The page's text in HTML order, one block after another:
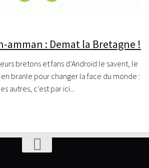
amman : Demat la Bretagne !
bretons et fans d’Android le savent, le
branle pour changer la face du monde :
autres, c’est par ici...